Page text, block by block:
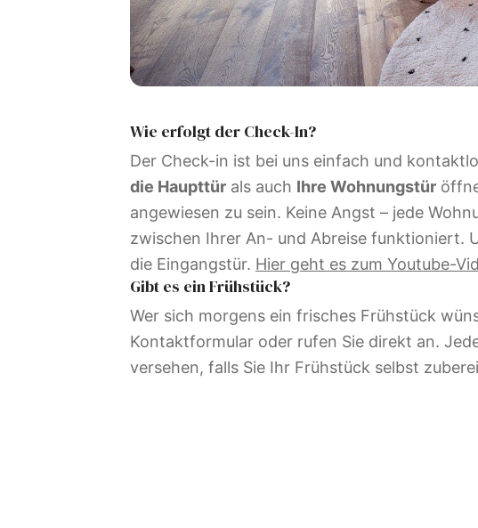
Wie erfolgt der Check-In?
Der Check-in ist bei uns einfach und
die Haupttür als auch Ihre Wohnungstür
angewiesen zu sein. Keine Angst – jede
zwischen Ihrer An- und Abreise funktioniert.
die Eingangstür. Hier geht es zum Youtube-
Gibt es ein Frühstück?
Wer sich morgens ein frisches Frühstück
Kontaktformular oder rufen Sie direkt an.
versehen, falls Sie Ihr Frühstück selbst